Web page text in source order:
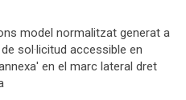
model normalitzat generat a
sol·licitud accessible en
en el marc lateral dret